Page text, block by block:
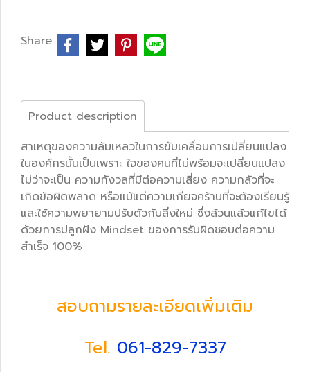
Share
Product description
สาเหตุของความล้มเหลวในการขับเคลื่อนการเปลี่ยนแปลง
ในองค์กรนั้นเป็นเพราะ ใจของคนที่ไม่พร้อมจะเปลี่ยนแปลง
ไม่ว่าจะเป็น ความกังวลที่มีต่อความเสี่ยง ความกลัวที่จะ
เกิดข้อผิดพลาด หรือแม้แต่ความเกียจคร้านที่จะต้องเรียนรู้
และใช้ความพยายามปรับตัวกับสิ่งใหม่ ซึ่งล้วนแล้วแก้ไขได้
ด้วยการปลูกฝัง Mindset ของการรับผิดชอบต่อความ
สำเร็จ 100%
สอบถามรายละเอียดเพิ่มเติม
Tel. 061-829-7337